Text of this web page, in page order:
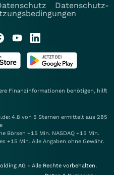
Datenschutz-
Finanzinformationen benötigen, hilft
4.8 von 5 Sternen ermittelt aus 285
Börsen +15 Min. NASDAQ +15 Min.
+15 Min. Alle Angaben ohne Gewähr.
AG - Alle Rechte vorbehalten.